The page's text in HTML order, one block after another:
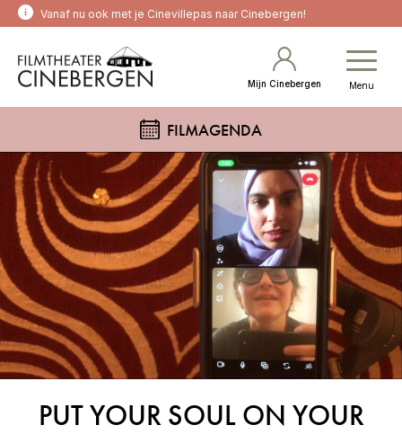
Vanaf nu ook met je Cinevillepas naar Cinebergen!
Mijn Cinebergen Menu
FILMAGENDA
PUT YOUR SOUL ON YOUR